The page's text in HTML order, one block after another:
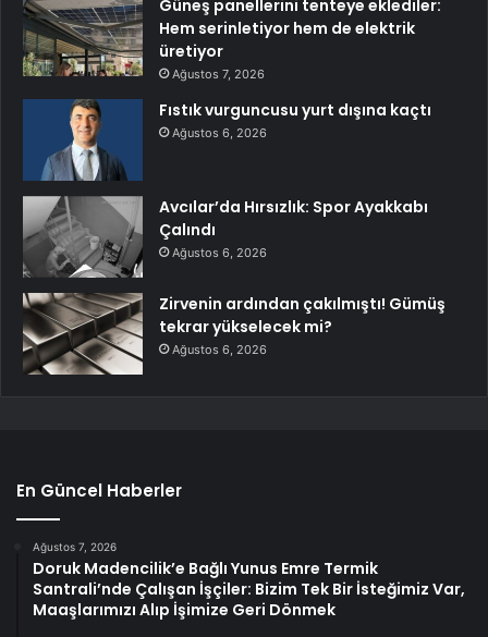
Güneş panellerini tenteye eklediler:
Hem serinletiyor hem de elektrik
üretiyor
Ağustos 7, 2026
Fıstık vurguncusu yurt dışına kaçtı
Ağustos 6, 2026
Avcılar’da Hırsızlık: Spor Ayakkabı
Çalındı
Ağustos 6, 2026
Zirvenin ardından çakılmıştı! Gümüş
tekrar yükselecek mi?
Ağustos 6, 2026
En Güncel Haberler
Ağustos 7, 2026
Doruk Madencilik’e Bağlı Yunus Emre Termik
Santrali’nde Çalışan İşçiler: Bizim Tek Bir İsteğimiz Var,
Maaşlarımızı Alıp İşimize Geri Dönmek